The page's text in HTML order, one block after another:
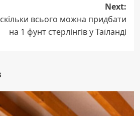
Next:
всього можна придбати
на 1 фунт стерлінгів у Таїланді